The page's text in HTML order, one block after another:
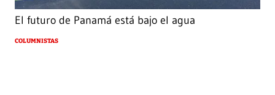
El futuro de Panamá está bajo el agua
COLUMNISTAS